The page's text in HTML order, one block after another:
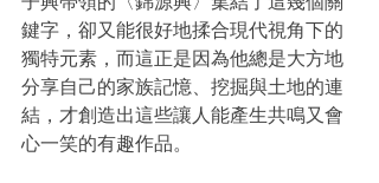
鍵字，卻又能很好地揉合現代視角下的
獨特元素，而這正是因為他總是大方地
分享自己的家族記憶、挖掘與土地的連
結，才創造出這些讓人能產生共鳴又會
心一笑的有趣作品。